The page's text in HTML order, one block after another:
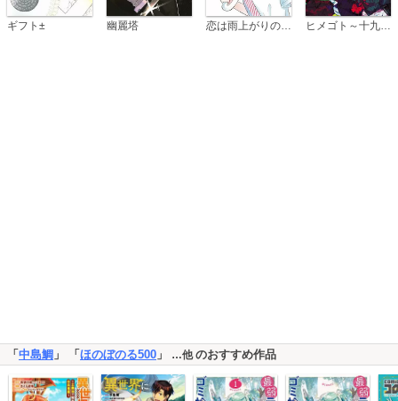
ギフト± 幽麗塔 ヒメゴト～十九歳の制服～
「中島鯛 」 「ほのぼのる500 」 …他のおすすめ作品